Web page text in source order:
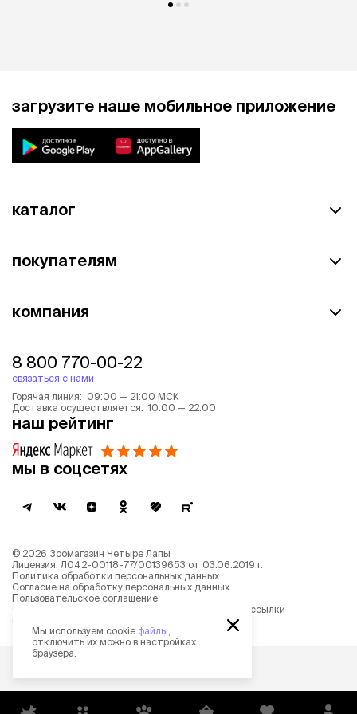
загрузите наше мобильное приложение
каталог
покупателям
компания
8 800 770-00-22
связаться с нами
Горячая линия: 09:00 — 21:00 МСК
Доставка осуществляется: 10:00 — 22:00
наш рейтинг
мы в соцсетях
© 2026 Зоомагазин Четыре Лапы
Лицензия: Л042-00118-77/00139653 от 03.06.2019 г.
Политика обработки персональных данных
Согласие на обработку персональных данных
Пользовательское соглашение
Согласие на получение новостной и рекламной рассылки
Описание рекомендательных алгоритмов
Мы используем cookie файлы
отключить их можно в настройках
браузера.